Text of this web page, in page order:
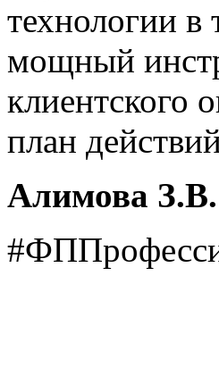
технологии в
мощный
клиентского
план
Алимова